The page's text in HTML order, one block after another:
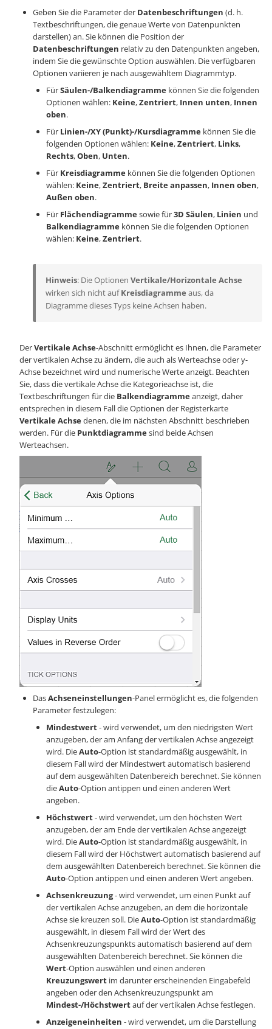
Geben Sie die Parameter der Datenbeschriftungen (d. h.
Textbeschriftungen, die genaue Werte von Datenpunkten
darstellen) an. Sie können die Position der
Datenbeschriftungen relativ zu den Datenpunkten angeben,
indem Sie die gewünschte Option auswählen. Die verfügbaren
Optionen variieren je nach ausgewähltem Diagrammtyp.
FürSäulen-/Balkendiagramme können Sie die folgenden
Optionen wählen: Keine,Zentriert, Innen unten, Innen
oben.
Für Linien-/XY (Punkt)-/Kursdiagramme können Sie die
folgenden Optionen wählen: Keine,Zentriert, Links,
Rechts,Oben, Unten.
Für Kreisdiagramme können Sie die folgenden Optionen
wählen: Keine,Zentriert, Breite anpassen, Innen oben,
Außen oben.
Für Flächendiagrammesowie für3D Säulen, Linien und
Balkendiagramme können Sie die folgenden Optionen
wählen: Keine,Zentriert.
Hinweis: Die Optionen Vertikale/Horizontale Achse
wirken sich nicht aufKreisdiagramme aus, da
Diagramme dieses Typs keine Achsen haben.
DerVertikale Achse-Abschnitt ermöglicht es Ihnen, die Parameter
der vertikalen Achse zu ändern, die auch als Werteachse oder y-
Achse bezeichnet wird und numerische Werte anzeigt. Beachten
Sie, dass die vertikale Achse die Kategorieachse ist, die
Textbeschriftungen für die Balkendiagrammeanzeigt, daher
entsprechen in diesem Fall die Optionen der Registerkarte
Vertikale Achsedenen, die im nächsten Abschnitt beschrieben
werden. Für die Punktdiagrammesind beide Achsen
Werteachsen.
DasAchseneinstellungen-Panel ermöglicht es, die folgenden
Parameter festzulegen:
Mindestwert- wird verwendet, um den niedrigsten Wert
anzugeben, der am Anfang der vertikalen Achse angezeigt
wird. DieAuto-Option ist standardmäßig ausgewählt, in
diesem Fall wird der Mindestwert automatisch basierend
auf dem ausgewählten Datenbereich berechnet. Sie können
dieAuto-Option antippen und einen anderen Wert
angeben.
Höchstwert- wird verwendet, um den höchsten Wert
anzugeben, der am Ende der vertikalen Achse angezeigt
wird. DieAuto-Option ist standardmäßig ausgewählt, in
diesem Fall wird der Höchstwert automatisch basierend auf
dem ausgewählten Datenbereich berechnet. Sie können die
Auto-Option antippen und einen anderen Wert angeben.
Achsenkreuzung- wird verwendet, um einen Punkt auf
der vertikalen Achse anzugeben, an dem die horizontale
Achse sie kreuzen soll. DieAuto-Option ist standardmäßig
ausgewählt, in diesem Fall wird der Wert des
Achsenkreuzungspunkts automatisch basierend auf dem
ausgewählten Datenbereich berechnet. Sie können die
Wert-Option auswählen und einen anderen
Kreuzungswert im darunter erscheinenden Eingabefeld
angeben oder den Achsenkreuzungspunkt am
Mindest-/Höchstwertauf der vertikalen Achse festlegen.
Anzeigeneinheiten - wird verwendet, um die Darstellung